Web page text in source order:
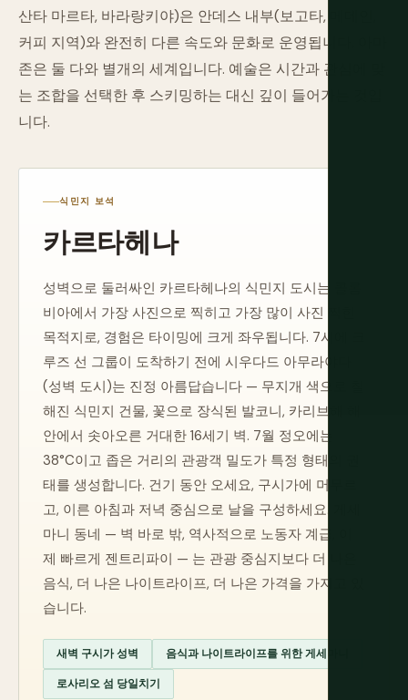
산타 마르타, 바라랑키야)은 안데스 내부(보고타, 메데인,
커피 지역)와 완전히 다른 속도와 문화로 운영됩니다. 아마
존은 둘 다와 별개의 세계입니다. 예술은 시간과 관심에 맞
는 조합을 선택한 후 스키밍하는 대신 깊이 들어가는 것입
니다.
식민지 보석
카르타헤나
성벽으로 둘러싸인 카르타헤나의 식민지 도시는 콜롬
비아에서 가장 사진으로 찍히고 가장 많이 사진 찍힌
목적지로, 경험은 타이밍에 크게 좌우됩니다. 7시에 크
루즈 선 그룹이 도착하기 전에 시우다드 아무라야다
(성벽 도시)는 진정 아름답습니다 — 무지개 색으로 칠
해진 식민지 건물, 꽃으로 장식된 발코니, 카리브해 해
안에서 솟아오른 거대한 16세기 벽. 7월 정오에는
38°C이고 좁은 거리의 관광객 밀도가 특정 형태의 권
태를 생성합니다. 건기 동안 오세요, 구시가에 머무르
고, 이른 아침과 저녁 중심으로 날을 구성하세요. 게세
마니 동네 — 벽 바로 밖, 역사적으로 노동자 계급, 이
제 빠르게 젠트리파이 — 는 관광 중심지보다 더 나은
음식, 더 나은 나이트라이프, 더 나은 가격을 가지고 있
습니다.
새벽 구시가 성벽 음식과 나이트라이프를 위한 게세마니
로사리오 섬 당일치기